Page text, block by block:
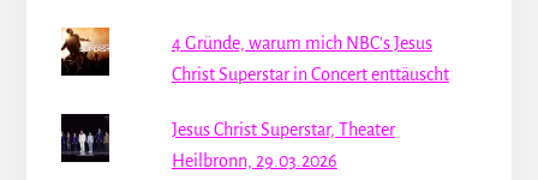
4 Gründe, warum mich NBC's Jesus
Christ Superstar in Concert enttäuscht
Jesus Christ Superstar, Theater
Heilbronn, 29.03.2026